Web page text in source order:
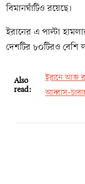
বিমানঘাঁটিও রয়েছে।
ইরানের এ পাল্টা
দেশটির ৮০টিরও বেশি
Also
read:
ইরানে আজ